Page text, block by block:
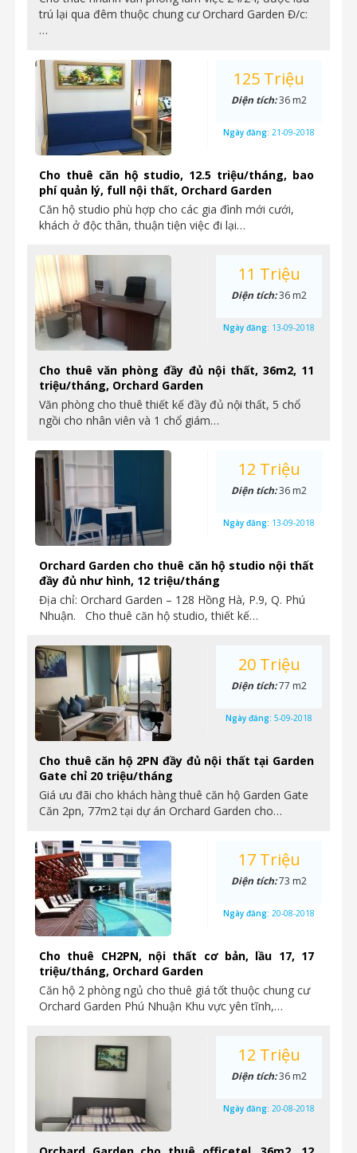
trú lại qua đêm thuộc chung cư Orchard Garden Đ/c:
…
Cho thuê căn hộ studio, 12.5 triệu/tháng, bao
phí quản lý, full nội thất, Orchard Garden
Căn hộ studio phù hợp cho các gia đình mới cưới,
khách ở độc thân, thuận tiện việc đi lại…
125 Triệu
Diện tích:36 m2
Ngày đăng: 21-09-2018
Cho thuê văn phòng đầy đủ nội thất, 36m2, 11
triệu/tháng, Orchard Garden
Văn phòng cho thuê thiết kế đầy đủ nội thất, 5 chổ
ngồi cho nhân viên và 1 chổ giám…
11 Triệu
Diện tích:36 m2
Ngày đăng: 13-09-2018
Orchard Garden cho thuê căn hộ studio nội thất
đầy đủ như hình, 12 triệu/tháng
Địa chỉ: Orchard Garden – 128 Hồng Hà, P.9, Q. Phú
Nhuận. Cho thuê căn hộ studio, thiết kế…
12 Triệu
Diện tích:36 m2
Ngày đăng: 13-09-2018
Cho thuê căn hộ 2PN đầy đủ nội thất tại Garden
Gate chỉ 20 triệu/tháng
Giá ưu đãi cho khách hàng thuê căn hộ Garden Gate
Căn 2pn, 77m2 tại dự án Orchard Garden cho…
20 Triệu
Diện tích:77 m2
Ngày đăng: 5-09-2018
Cho thuê CH2PN, nội thất cơ bản, lầu 17, 17
triệu/tháng, Orchard Garden
Căn hộ 2 phòng ngủ cho thuê giá tốt thuộc chung cư
Orchard Garden Phú Nhuận Khu vực yên tĩnh,…
17 Triệu
Diện tích:73 m2
Ngày đăng: 20-08-2018
12 Triệu
Diện tích:36 m2
Ngày đăng: 20-08-2018